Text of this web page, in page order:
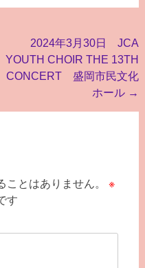
2024年3月30日 JCA
YOUTH CHOIR THE 13TH
CONCERT 盛岡市民文化
ホール →
ことはありません。
※
す